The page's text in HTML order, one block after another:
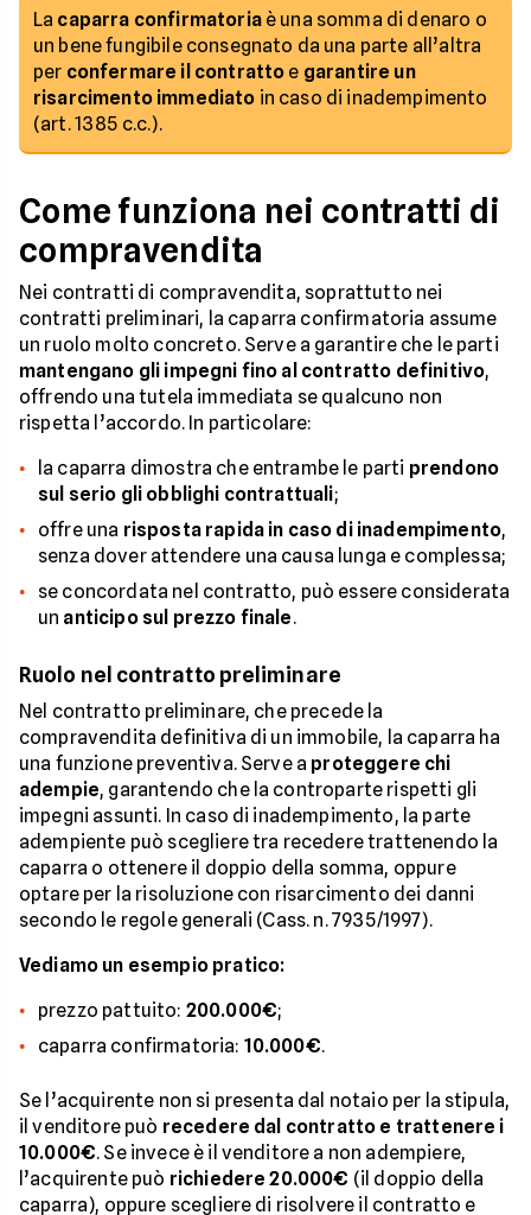
La caparra confirmatoriaè una somma di denaro o
un bene fungibile consegnato da una parte all’altra
per confermare il contratto e garantire un
risarcimento immediato in caso di inadempimento
(art. 1385 c.c.).
Come funziona nei contratti di
compravendita
Nei contratti di compravendita, soprattutto nei
contratti preliminari, la caparra confirmatoria assume
un ruolo molto concreto. Serve a garantire che le parti
mantengano gli impegni fino al contratto definitivo,
offrendo una tutela immediata se qualcuno non
rispetta l’accordo. In particolare:
la caparra dimostra che entrambe le parti prendono
sul serio gli obblighi contrattuali;
offre una risposta rapida in caso di inadempimento,
senza dover attendere una causa lunga e complessa;
se concordata nel contratto, può essere considerata
un anticipo sul prezzo finale.
Ruolo nel contratto preliminare
Nel contratto preliminare, che precede la
compravendita definitiva di un immobile, la caparra ha
una funzione preventiva. Serve a proteggere chi
adempie, garantendo che la controparte rispetti gli
impegni assunti. In caso di inadempimento, la parte
adempiente può scegliere tra recedere trattenendo la
caparra o ottenere il doppio della somma, oppure
optare per la risoluzione con risarcimento dei danni
secondo le regole generali (Cass. n. 7935/1997).
Vediamo un esempio pratico:
prezzo pattuito: 200.000€;
caparra confirmatoria: 10.000€.
Se l’acquirente non si presenta dal notaio per la stipula,
il venditore può recedere dal contratto e trattenere i
10.000€. Se invece è il venditore a non adempiere,
l’acquirente può richiedere 20.000€ (il doppio della
caparra), oppure scegliere di risolvere il contratto e